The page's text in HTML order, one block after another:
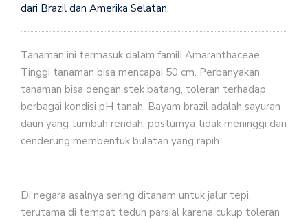
dari Brazil dan Amerika Selatan.
Tanaman ini termasuk dalam famili Amaranthaceae.
Tinggi tanaman bisa mencapai 50 cm. Perbanyakan
tanaman bisa dengan stek batang, toleran terhadap
berbagai kondisi pH tanah. Bayam brazil adalah sayuran
daun yang tumbuh rendah, posturnya tidak meninggi dan
cenderung membentuk bulatan yang rapih.
Di negara asalnya sering ditanam untuk jalur tepi,
terutama di tempat teduh parsial karena cukup toleran